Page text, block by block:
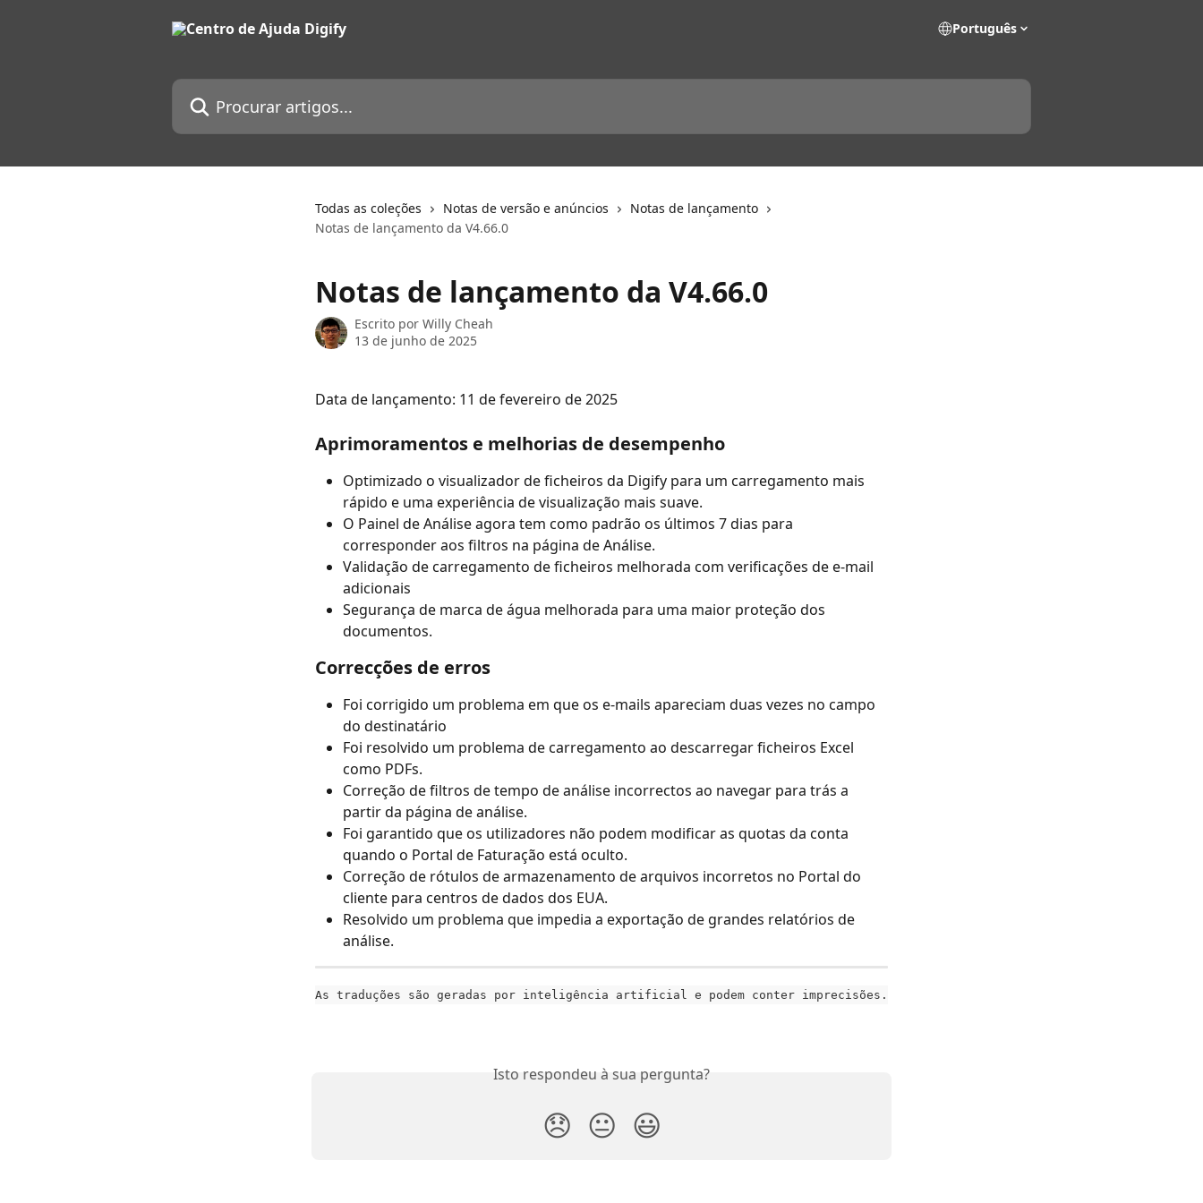
Português
Procurar artigos...
Todas as coleções Notas de versão e anúncios
Notas de lançamento
Notas de lançamento da V4.66.0
Notas de lançamento da V4.66.0
Escrito por Willy Cheah
13 de junho de 2025
Data de lançamento: 11 de fevereiro de 2025
Aprimoramentos e melhorias de desempenho
Optimizado o visualizador de ficheiros da Digify para um carregamento mais
rápido e uma experiência de visualização mais suave.
O Painel de Análise agora tem como padrão os últimos 7 dias para
corresponder aos filtros na página de Análise.
Validação de carregamento de ficheiros melhorada com verificações de e-mail
adicionais
Segurança de marca de água melhorada para uma maior proteção dos
documentos.
Correcções de erros
Foi corrigido um problema em que os e-mails apareciam duas vezes no campo
do destinatário
Foi resolvido um problema de carregamento ao descarregar ficheiros Excel
como PDFs.
Correção de filtros de tempo de análise incorrectos ao navegar para trás a
partir da página de análise.
Foi garantido que os utilizadores não podem modificar as quotas da conta
quando o Portal de Faturação está oculto.
Correção de rótulos de armazenamento de arquivos incorretos no Portal do
cliente para centros de dados dos EUA.
Resolvido um problema que impedia a exportação de grandes relatórios de
análise.
As traduções são geradas por inteligência artificial e podem conter imprecisões.
Isto respondeu à sua pergunta?
😞 😐 😃